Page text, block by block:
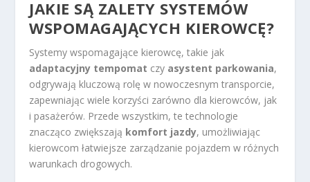
JAKIE SĄ ZALETY SYSTEMÓW
WSPOMAGAJĄCYCH KIEROWCĘ?
Systemy wspomagające kierowcę, takie jak
adaptacyjny tempomat czy asystent parkowania,
odgrywają kluczową rolę w nowoczesnym transporcie,
zapewniając wiele korzyści zarówno dla kierowców, jak
i pasażerów. Przede wszystkim, te technologie
znacząco zwiększają komfort jazdy, umożliwiając
kierowcom łatwiejsze zarządzanie pojazdem w różnych
warunkach drogowych.